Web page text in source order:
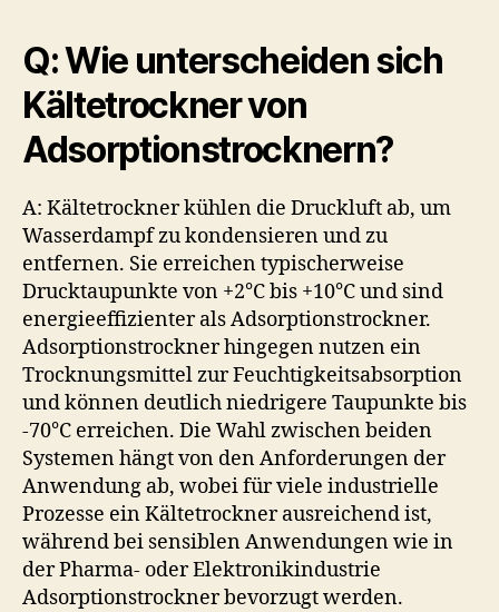
Q: Wie unterscheiden sich
Kältetrockner von
Adsorptionstrocknern?
A: Kältetrockner kühlen die Druckluft ab, um
Wasserdampf zu kondensieren und zu
entfernen. Sie erreichen typischerweise
Drucktaupunkte von +2°C bis +10°C und sind
energieeffizienter als Adsorptionstrockner.
Adsorptionstrockner hingegen nutzen ein
Trocknungsmittel zur Feuchtigkeitsabsorption
und können deutlich niedrigere Taupunkte bis
-70°C erreichen. Die Wahl zwischen beiden
Systemen hängt von den Anforderungen der
Anwendung ab, wobei für viele industrielle
Prozesse ein Kältetrockner ausreichend ist,
während bei sensiblen Anwendungen wie in
der Pharma- oder Elektronikindustrie
Adsorptionstrockner bevorzugt werden.